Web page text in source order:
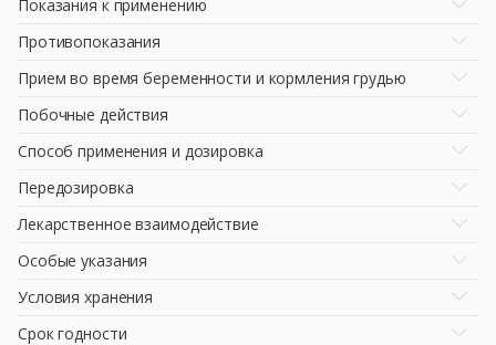
Показания к применению
Противопоказания
Прием во время беременности и кормления грудью
Побочные действия
Способ применения и дозировка
Передозировка
Лекарственное взаимодействие
Особые указания
Условия хранения
Срок годности